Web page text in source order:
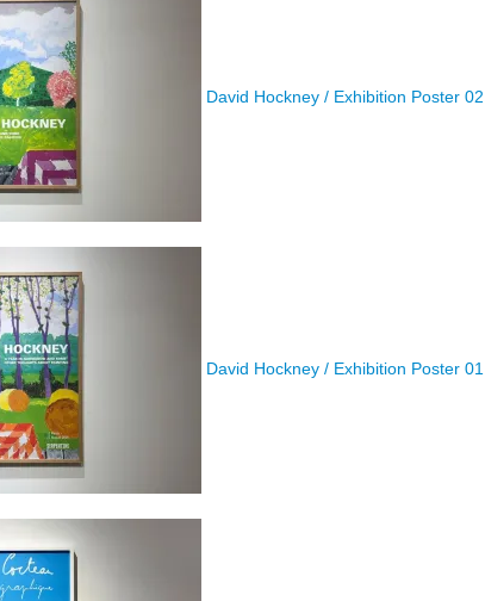
David Hockney / Exhibition Poster 02
David Hockney / Exhibition Poster 01